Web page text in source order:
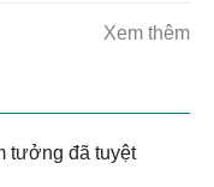
Xem thêm
tưởng đã tuyệt